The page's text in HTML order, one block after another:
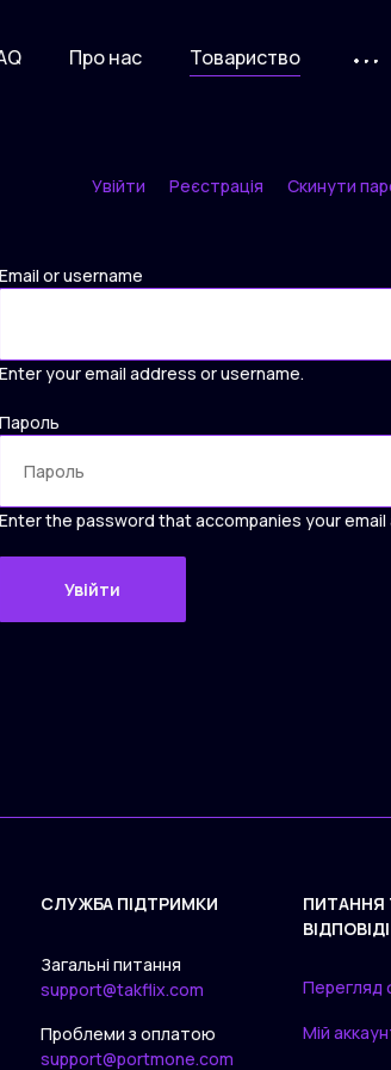
Про нас Товариство
Увійти Реєстрація Скинути
Email or username
Enter your email address or username.
Пароль
Enter the password that accompanies your email
Увійти
СЛУЖБА ПІДТРИМКИ
Загальні питання
support@takflix.com
Проблеми з оплатою
support@portmone.com
ПИТАННЯ
ВІДПОВІДІ
Перегляд
Мій